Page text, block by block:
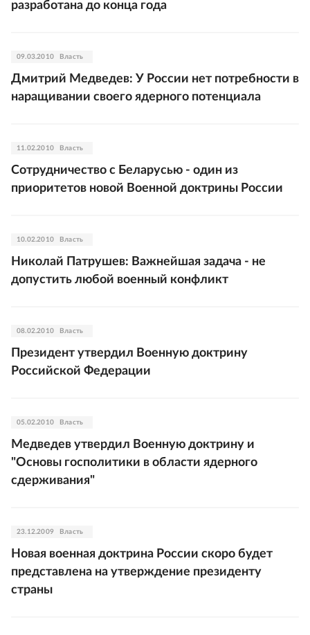
разработана до конца года
09.03.2010 Власть
Дмитрий Медведев: У России нет потребности в
наращивании своего ядерного потенциала
11.02.2010 Власть
Сотрудничество с Беларусью - один из
приоритетов новой Военной доктрины России
10.02.2010 Власть
Николай Патрушев: Важнейшая задача - не
допустить любой военный конфликт
08.02.2010 Власть
Президент утвердил Военную доктрину
Российской Федерации
05.02.2010 Власть
Медведев утвердил Военную доктрину и
"Основы госполитики в области ядерного
сдерживания"
23.12.2009 Власть
Новая военная доктрина России скоро будет
представлена на утверждение президенту
страны